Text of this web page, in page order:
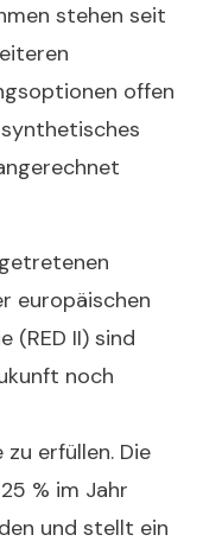
stehen seit
offen
europäischen
(RED II) sind
noch
erfüllen. Die
% im Jahr
und stellt ein